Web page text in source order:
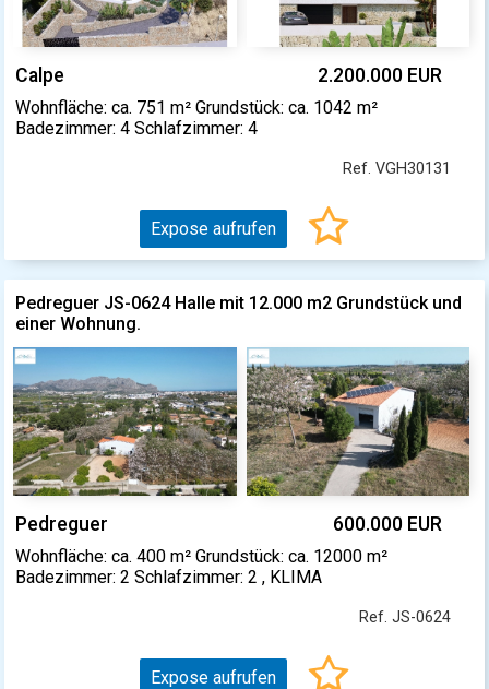
Calpe 2.200.000 EUR
Wohnfläche: ca. 751 m² Grundstück: ca. 1042 m²
Badezimmer: 4 Schlafzimmer: 4
Ref. VGH30131
Expose aufrufen
Pedreguer JS-0624 Halle mit 12.000 m2 Grundstück und
einer Wohnung.
Pedreguer 600.000 EUR
Wohnfläche: ca. 400 m² Grundstück: ca. 12000 m²
Badezimmer: 2 Schlafzimmer: 2 , KLIMA
Ref. JS-0624
Expose aufrufen